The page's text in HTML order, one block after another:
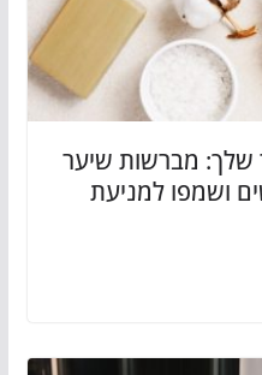
שלך: מברשות שיער
ושמפו למניעת